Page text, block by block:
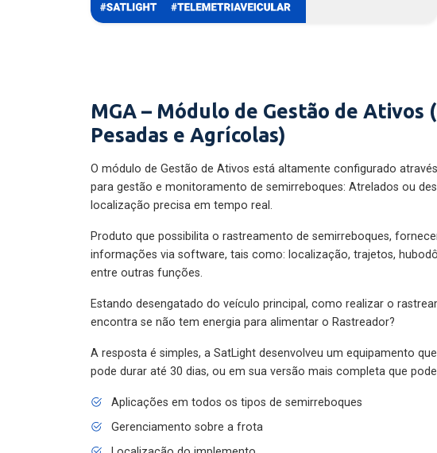
MGA – Módulo de Gestão de Ativos
Pesadas e Agrícolas)
O módulo de Gestão de Ativos está altamente configurado
para gestão e monitoramento de semirreboques: Atrelados ou
localização precisa em tempo real.
Produto que possibilita o rastreamento de semirreboques,
informações via software, tais como: localização, trajetos,
entre outras funções.
Estando desengatado do veículo principal, como realizar o
encontra se não tem energia para alimentar o Rastreador?
A resposta é simples, a SatLight desenvolveu um equipamento
pode durar até 30 dias, ou em sua versão mais completa que
Aplicações em todos os tipos de semirreboques
Gerenciamento sobre a frota
Localização do implemento